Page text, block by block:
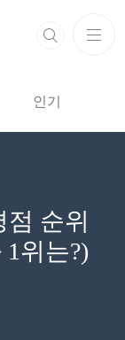
인기
순위
위는?)